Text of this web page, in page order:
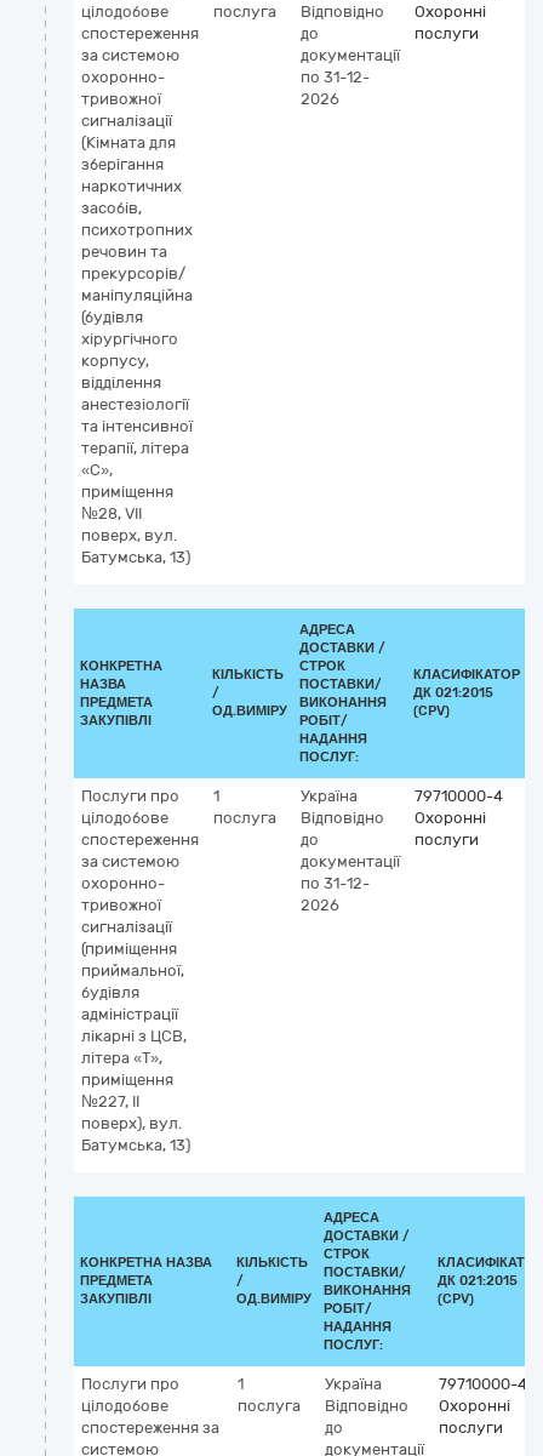
цілодобове
спостереження
за системою
охоронно-
тривожної
сигналізації
(Кімната для
зберігання
наркотичних
засобів,
психотропних
речовин та
прекурсорів/
маніпуляційна
(будівля
хірургічного
корпусу,
відділення
анестезіології
та інтенсивної
терапії, літера
«С»,
приміщення
№28, VII
поверх, вул.
Батумська, 13)
послуга
Відповідно
до
документації
по 31-12-
2026
Охоронні
послуги
КОНКРЕТНА
НАЗВА
ПРЕДМЕТА
ЗАКУПІВЛІ
КІЛЬКІСТЬ
/
ОД.ВИМІРУ
АДРЕСА
ДОСТАВКИ /
СТРОК
ПОСТАВКИ/
ВИКОНАННЯ
РОБІТ/
НАДАННЯ
ПОСЛУГ:
КЛАСИФІКАТОР
ДК 021:2015
(CPV)
Послуги про
цілодобове
спостереження
за системою
охоронно-
тривожної
сигналізації
(приміщення
приймальної,
будівля
адміністрації
лікарні з ЦСВ,
літера «Т»,
приміщення
№227, ІІ
поверх), вул.
Батумська, 13)
1
послуга
Україна
Відповідно
до
документації
по 31-12-
2026
79710000-4
Охоронні
послуги
КОНКРЕТНА НАЗВА
ПРЕДМЕТА
ЗАКУПІВЛІ
КІЛЬКІСТЬ
/
ОД.ВИМІРУ
АДРЕСА
ДОСТАВКИ /
СТРОК
ПОСТАВКИ/
ВИКОНАННЯ
РОБІТ/
НАДАННЯ
ПОСЛУГ:
КЛАСИФІКАТОР
ДК 021:2015
(CPV)
Послуги про
цілодобове
спостереження за
системою
1
послуга
Україна
Відповідно
до
документації
79710000-4
Охоронні
послуги